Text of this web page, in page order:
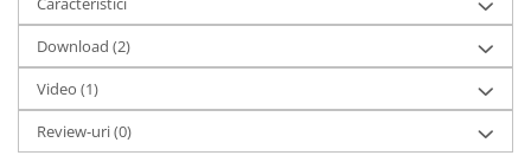
PowerAssist - Cresterea capacitatii puterii
tarmului sau a generatorului
În cazul în care puterea de vârf este atât de des
necesara doar pentru o perioada limitata,
Download (2)
Video (1)
Review-uri(0)